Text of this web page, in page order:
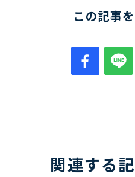
この記事
関連する